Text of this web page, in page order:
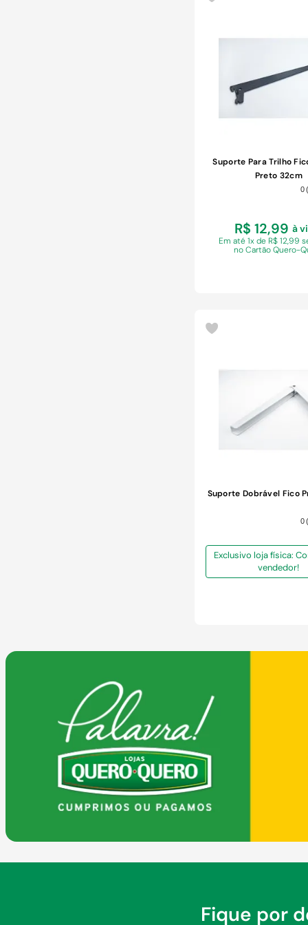
Suporte Para Trilho
Preto 32cm
0
R$ 12,99 à
Em até 1x de R$ 12,99
no Cartão Quero-
Suporte Dobrável Fico
0
Exclusivo loja física:
vendedor!
Fique por